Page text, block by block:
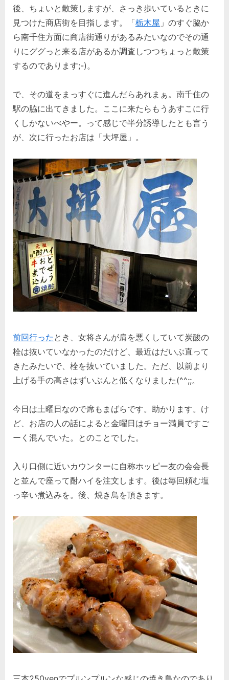
大
屋。
(3)
へ
の
後、ちょいと散策しますが、さっき歩いているときに
見つけた商店街を目指します。「栃木屋 」のすぐ脇か
ら南千住方面に商店街通りがあるみたいなのでその通
りにググっと来る店があるか調査しつつちょっと散策
するのであります;-)。
で、その道をまっすぐに進んだらあれまぁ。南千住の
駅の脇に出てきました。ここに来たらもうあすこに行
くしかないべやー。って感じで半分誘導したとも言う
が、次に行ったお店は「大坪屋」。
前回行った とき、女将さんが肩を悪くしていて炭酸の
栓は抜いていなかったのだけど、最近はだいぶ直って
きたみたいで、栓を抜いていました。ただ、以前より
上げる手の高さはずいぶんと低くなりました(^^;;。
今日は土曜日なので席もまばらです。助かります。け
ど、お店の人の話によると金曜日はチョー満員ですご
ーく混んでいた。とのことでした。
入り口側に近いカウンターに自称ホッピー友の会会長
と並んで座って酎ハイを注文します。後は毎回頼む塩
っ辛い煮込みを。後、焼き鳥を頂きます。